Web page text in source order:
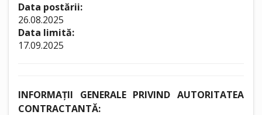
Data postării:
26.08.2025
Data limită:
17.09.2025
INFORMAȚII GENERALE PRIVIND AUTORITATEA
CONTRACTANTĂ: